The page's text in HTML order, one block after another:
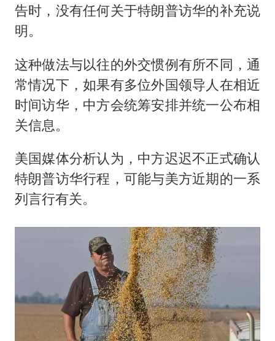
告时，没有任何关于特朗普访华的补充说
明。
这种做法与以往的外交惯例有所不同，通
常情况下，如果有多位外国领导人在相近
时间访华，中方会统筹安排并统一公布相
关信息。
美国媒体分析认为，中方迟迟不正式确认
特朗普访华行程，可能与美方近期的一系
列言行有关。